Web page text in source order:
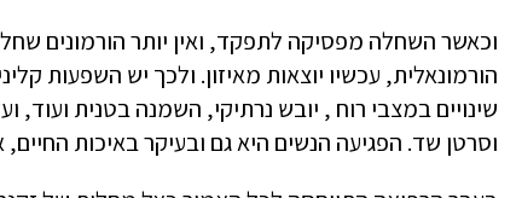
וכאשר השחלה מפסיקה לתפקד, ואין יותר הורמונים
הורמונאלית, עכשיו יוצאות מאיזון. ולכך יש השפעות
שינויים במצבי רוח , יובש נרתיקי, השמנה בטנית ועוד,
וסרטן שד. הפגיעה הנשים היא גם ובעיקר באיכות